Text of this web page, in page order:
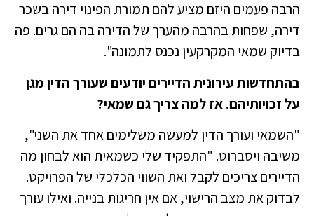
הרבה פעמים היזם מציע להם תמורת הפינוי דירה בשכר
דירה, שפחות בהרבה מהערך של הדירה בה הם גרים. פה
בדיוק שמאי המקרקעין נכנס לתמונה".
בהתחדשות עירונית הדיירים יודעים שעורך הדין מגן
על זכויותיהם. אז למה צריך גם שמאי?
"השמאי ועורך הדין למעשה משלימים אחד את השני",
משיבה ויסברוט. "התפקיד שלי כשמאית הוא לבחון מה
הדיירים צריכים לקבל ואת השווי הכלכלי של הפרויקט.
לבדוק את מצב הרישוי, אם אין חריגות בנייה. ואילו עורך